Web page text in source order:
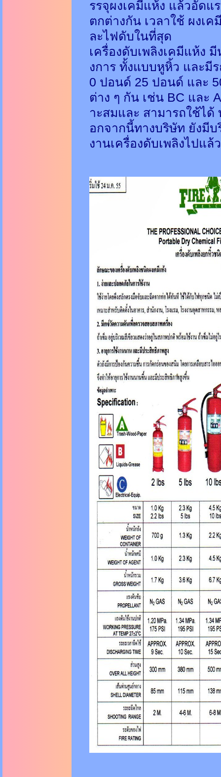
รรจุผงเคมีแห้ง แล้วอัด
ตกต่างกัน เวลาใช้ ผงเ
ละไฟดับในที่สุด
เครื่องดับเพลิงเคมีแห้ง
งการ ทั้งแบบหูหิ้ว และมี
0 ปอนด์ 25 ปอนด์ และ
ต่าง ๆ กัน เช่น BC และ
าะสมและ สามารถใช้ได้
อกจากนี้ทางบริษัท ยังมีบ
งานเครื่องดับเพลิงไปแล้ว